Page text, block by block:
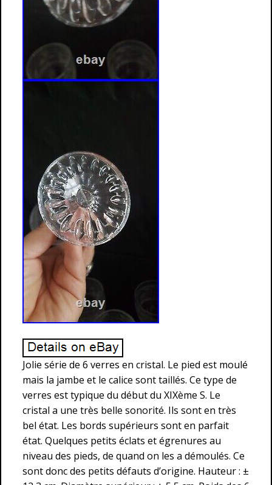
Jolie série de 6 verres en cristal. Le pied est moulé
mais la jambe et le calice sont taillés. Ce type de
verres est typique du début du XIXème S. Le
cristal a une très belle sonorité. Ils sont en très
bel état. Les bords supérieurs sont en parfait
état. Quelques petits éclats et égrenures au
niveau des pieds, de quand on les a démoulés. Ce
sont donc des petits défauts d’origine. Hauteur : ±